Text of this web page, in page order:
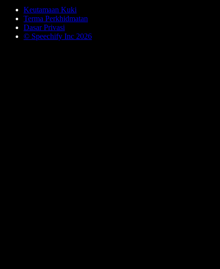
Keutamaan Kuki
Terma Perkhidmatan
Dasar Privasi
© Speechify Inc 2026